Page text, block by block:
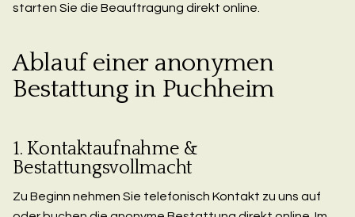
starten Sie die Beauftragung direkt online.
Ablauf einer anonymen
Bestattung in Puchheim
1. Kontaktaufnahme &
Bestattungsvollmacht
Zu Beginn nehmen Sie telefonisch Kontakt zu uns auf